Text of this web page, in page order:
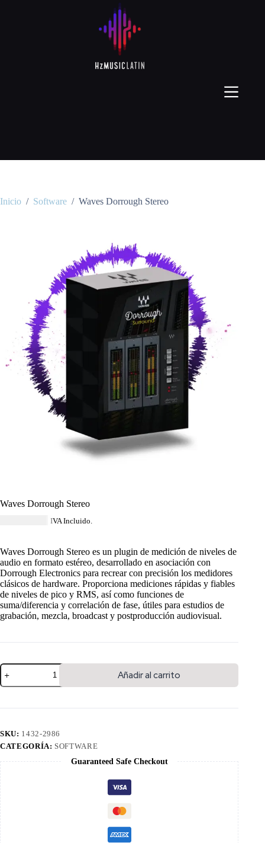
Inicio / Software / Waves Dorrough Stereo
Waves Dorrough Stereo
IVA Incluido.
Waves Dorrough Stereo es un plugin de medición de niveles de
audio en formato estéreo, desarrollado en asociación con
Dorrough Electronics para recrear con precisión los medidores
clásicos de hardware. Proporciona mediciones rápidas y fiables
de niveles de pico y RMS, así como funciones de
suma/diferencia y correlación de fase, útiles para estudios de
grabación, mezcla, broadcast y postproducción audiovisual.
Añadir al carrito
SKU: 1432-2986
CATEGORÍA: SOFTWARE
Guaranteed Safe Checkout